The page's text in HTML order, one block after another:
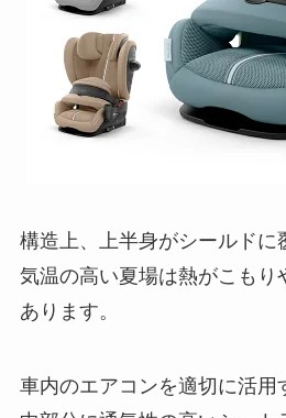
構造上、上半身がシールドに
気温の高い夏場は熱がこもり
あります。
車内のエアコンを適切に活用